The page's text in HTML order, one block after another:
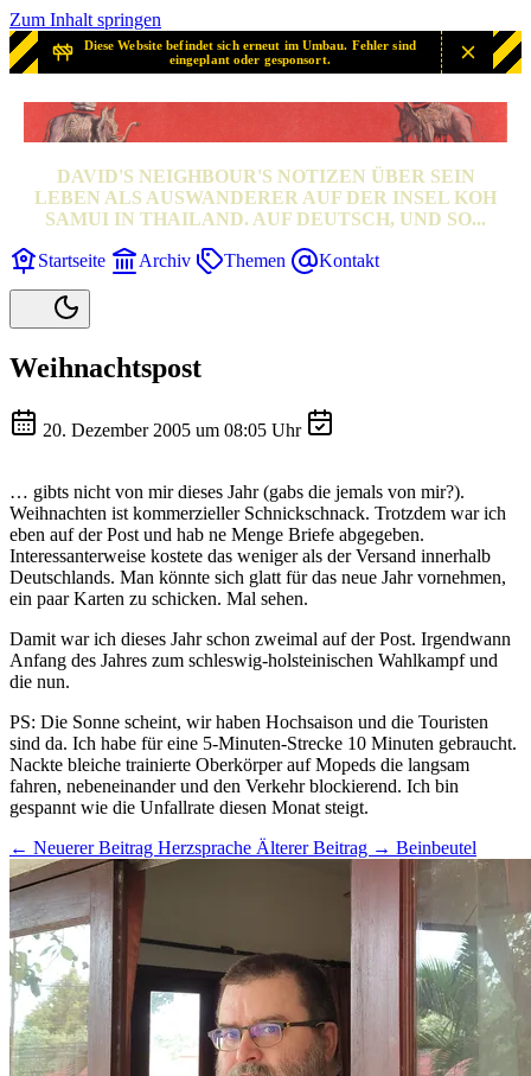
Zum Inhalt springen
Diese Website befindet sich erneut im Umbau. Fehler sind
eingeplant oder gesponsort.
SAMUI? SAMUI!
DAVID'S NEIGHBOUR'S NOTIZEN ÜBER SEIN
LEBEN ALS AUSWANDERER AUF DER INSEL KOH
SAMUI IN THAILAND. AUF DEUTSCH, UND SO...
Startseite Archiv Themen Kontakt
Weihnachtspost
20. Dezember 2005 um 08:05 Uhr
… gibts nicht von mir dieses Jahr (gabs die jemals von mir?).
Weihnachten ist kommerzieller Schnickschnack. Trotzdem war ich
eben auf der Post und hab ne Menge Briefe abgegeben.
Interessanterweise kostete das weniger als der Versand innerhalb
Deutschlands. Man könnte sich glatt für das neue Jahr vornehmen,
ein paar Karten zu schicken. Mal sehen.
Damit war ich dieses Jahr schon zweimal auf der Post. Irgendwann
Anfang des Jahres zum schleswig-holsteinischen Wahlkampf und
die nun.
PS: Die Sonne scheint, wir haben Hochsaison und die Touristen
sind da. Ich habe für eine 5-Minuten-Strecke 10 Minuten gebraucht.
Nackte bleiche trainierte Oberkörper auf Mopeds die langsam
fahren, nebeneinander und den Verkehr blockierend. Ich bin
gespannt wie die Unfallrate diesen Monat steigt.
← Neuerer Beitrag Herzsprache Älterer Beitrag → Beinbeutel